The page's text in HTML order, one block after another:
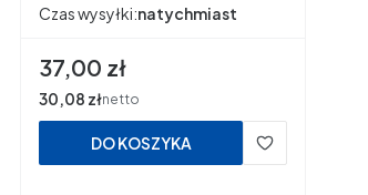
Czas wysyłki:natychmiast
Cena
37,00 zł
Cena
30,08 złnetto
DO KOSZYKA